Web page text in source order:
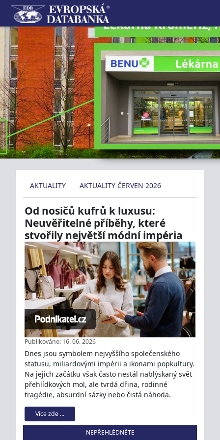
AKTUALITY AKTUALITY ČERVEN 2026
Od nosičů kufrů k luxusu:
Neuvěřitelné příběhy, které
stvořily největší módní impéria
Publikováno: 16. 06. 2026
Dnes jsou symbolem nejvyššího společenského
statusu, miliardovými impérii a ikonami popkultury.
Na jejich začátku však často nestál nablýskaný svět
přehlídkových mol, ale tvrdá dřina, rodinné
tragédie, absurdní sázky nebo čistá náhoda.
Více zde ...
NEPŘEHLÉDNĚTE